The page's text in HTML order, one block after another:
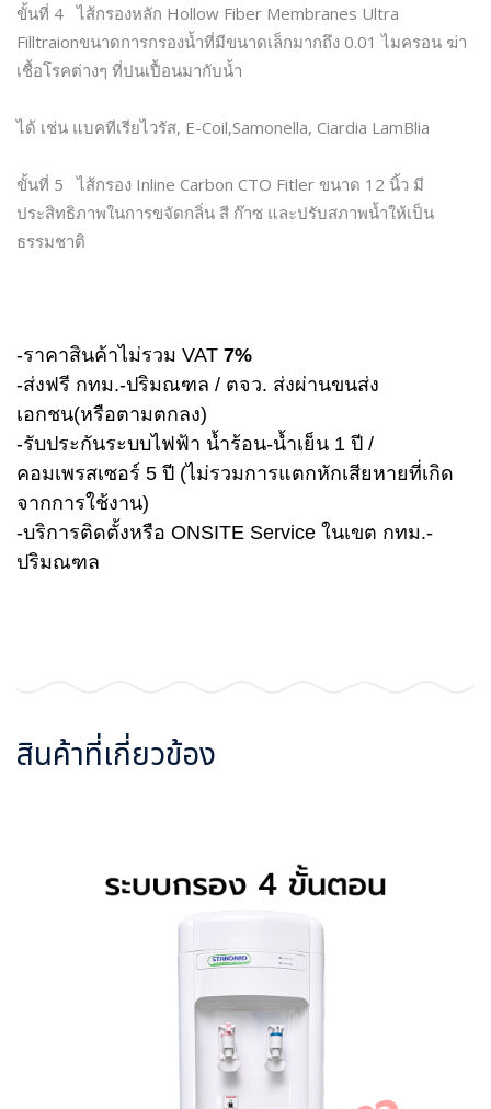
ขั้นที่ 4 ไส้กรองหลัก Hollow Fiber Membranes Ultra
Filltraionขนาดการกรองน้ำที่มีขนาดเล็กมากถึง 0.01 ไมครอน ฆ่า
เชื้อโรคต่างๆ ที่ปนเปื้อนมากับน้ำ
ได้ เช่น แบคทีเรียไวรัส, E-Coil,Samonella, Ciardia LamBlia
ขั้นที่ 5 ไส้กรอง Inline Carbon CTO Fitler ขนาด 12 นิ้ว มี
ประสิทธิภาพในการขจัดกลิ่น สี ก๊าซ และปรับสภาพน้ำให้เป็น
ธรรมชาติ
-ราคาสินค้าไม่รวม VAT 7%
-ส่งฟรี กทม.-ปริมณฑล / ตจว. ส่งผ่านขนส่ง
เอกชน(หรือตามตกลง)
-รับประกันระบบไฟฟ้า น้ำร้อน-น้ำเย็น 1 ปี /
คอมเพรสเซอร์ 5 ปี (ไม่รวมการแตกหักเสียหายที่เกิด
จากการใช้งาน)
-บริการติดตั้งหรือ ONSITE Service ในเขต กทม.-
ปริมณฑล
สินค้าที่เกี่ยวข้อง